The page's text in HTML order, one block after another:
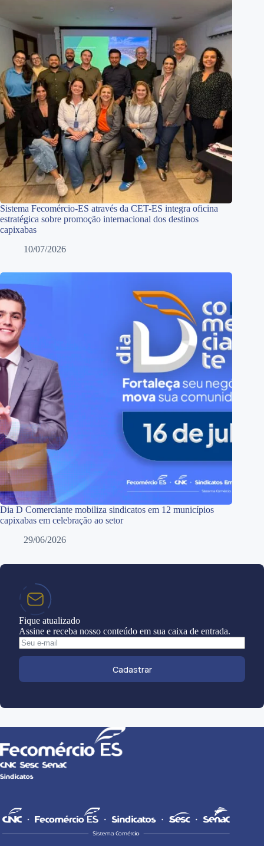
Sistema Fecomércio-ES através da CET-ES integra oficina
estratégica sobre promoção internacional dos destinos
capixabas
10/07/2026
Dia D Comerciante mobiliza sindicatos em 12 municípios
capixabas em celebração ao setor
29/06/2026
Fique atualizado
Assine e receba nosso conteúdo em sua caixa de entrada.
Cadastrar